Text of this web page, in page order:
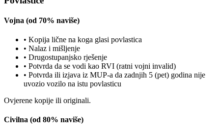
Vojna (od 70% naviše)
• Kopija lične na koga glasi povlastica
• Nalaz i mišljenje
• Drugostupanjsko rješenje
• Potvrda da se vodi kao RVI (ratni vojni invalid)
• Potvrda ili izjava iz MUP-a da zadnjih 5 (pet) godina nije
uvozio vozilo na istu povlasticu
Ovjerene kopije ili originali.
Civilna (od 80% naviše)